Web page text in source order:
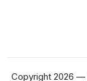
Copyright 2026 —